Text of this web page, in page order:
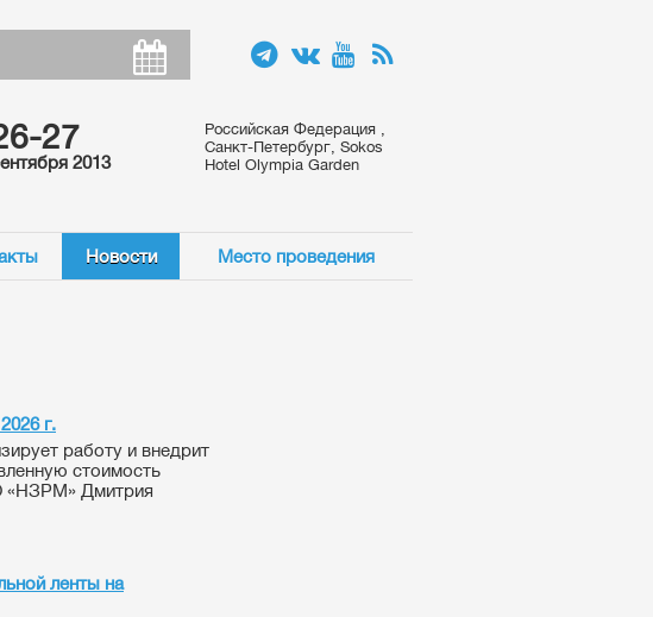
27
2013
Российская Федерация ,
Санкт-Петербург, Sokos
Hotel Olympia Garden
Новости Место проведения
г.
работу и внедрит
стоимость
«НЗРМ» Дмитрия
ленты на